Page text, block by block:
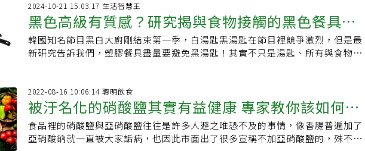
2024-10-21 15:03:17 生活智慧王
黑色高級有質感？研究揭與食物接觸的黑色餐具恐
有致癌物殘留
韓國知名節目黑白大廚剛結束第一季，白湯匙黑湯匙在節目裡競爭激烈，但是最
新研究告訴我們，塑膠餐具盡量要避免黑湯匙！其實不只是湯匙、所有與食物會
2022-08-16 10:06:14 聰明飲食
被汙名化的硝酸鹽其實有益健康 專家教你該如何安
全攝取
食品裡的硝酸鹽與亞硝酸鹽往往是許多人避之唯恐不及的事情，像香腸普遍加了
亞硝酸鈉就一直被大家詬病，也因此市面出了很多宣稱不加亞硝酸鹽的，殊不知